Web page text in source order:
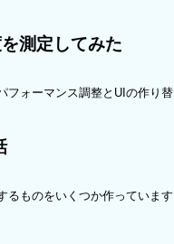
測定してみた
フォーマンス調整とUIの作り
ものをいくつか作っていま